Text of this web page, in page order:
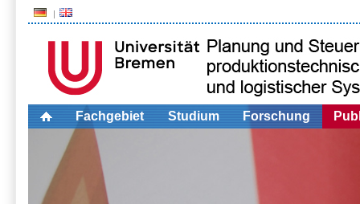
Fachgebiet Studium Forschung